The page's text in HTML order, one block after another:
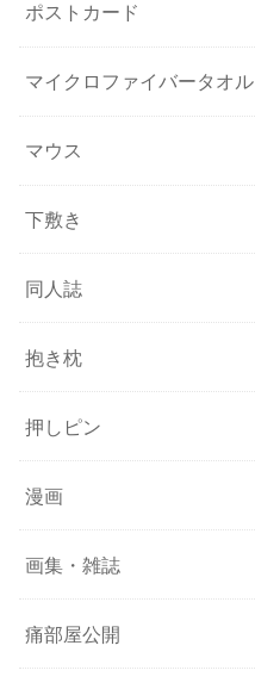
ポストカード
マイクロファイバータオル
マウス
下敷き
同人誌
抱き枕
押しピン
漫画
画集・雑誌
痛部屋公開